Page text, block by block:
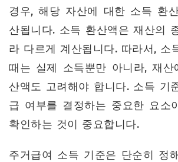
경우, 해당 자산에 대한 소득 환
산됩니다. 소득 환산액은 재산의
라 다르게 계산됩니다. 따라서, 소
때는 실제 소득뿐만 아니라, 재
산액도 고려해야 합니다. 소득 기
급 여부를 결정하는 중요한 요소
확인하는 것이 중요합니다.
주거급여 소득 기준은 단순히 정